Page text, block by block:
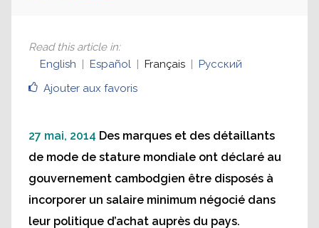
Ajouter aux favoris
Read this article in:
English
Español Français Русский
27 mai, 2014 Des marques et des détaillants
de mode de stature mondiale ont déclaré au
gouvernement cambodgien être disposés à
incorporer un salaire minimum négocié dans
leur politique d’achat auprès du pays.